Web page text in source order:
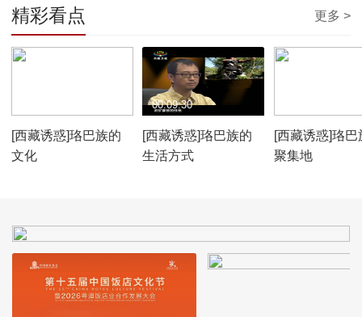
精彩看点 更多 >
[西藏诱惑]珞巴族的
文化
[西藏诱惑]珞巴族的
生活方式
00:09:30
[西藏诱惑]珞巴
聚集地